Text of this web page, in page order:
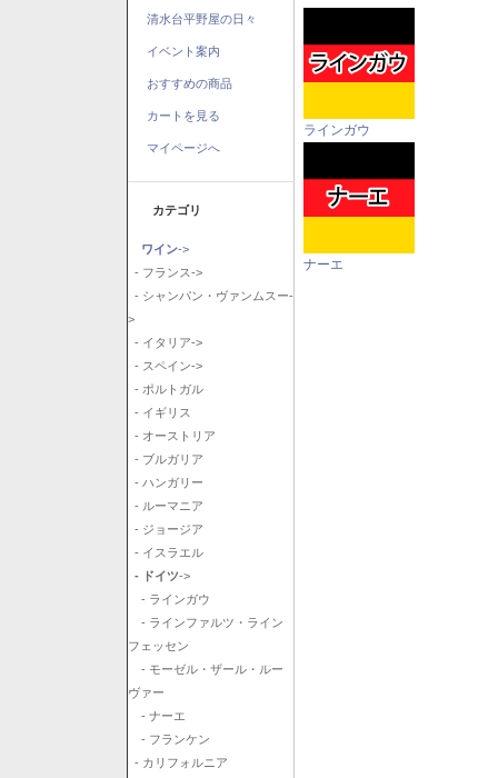
清水台平野屋の日々
イベント案内
おすすめの商品
カートを見る
マイページへ
カテゴリ
ワイン->
- フランス->
- シャンパン・ヴァンムスー-
>
- イタリア->
- スペイン->
- ポルトガル
- イギリス
- オーストリア
- ブルガリア
- ハンガリー
- ルーマニア
- ジョージア
- イスラエル
- ドイツ->
- ラインガウ
- ラインファルツ・ライン
フェッセン
- モーゼル・ザール・ルー
ヴァー
- ナーエ
- フランケン
- カリフォルニア
ラインガウ
ナーエ